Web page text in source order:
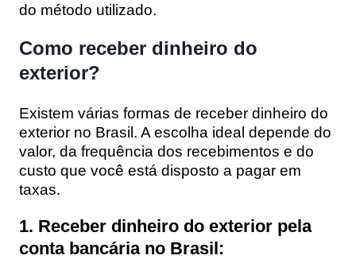
do método utilizado.
Como receber dinheiro do
exterior?
Existem várias formas de receber dinheiro do
exterior no Brasil. A escolha ideal depende do
valor, da frequência dos recebimentos e do
custo que você está disposto a pagar em
taxas.
1. Receber dinheiro do exterior pela
conta bancária no Brasil: